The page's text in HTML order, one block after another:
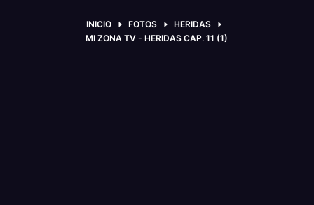
INICIO FOTOS
HERIDAS
MI ZONA TV - HERIDAS CAP. 11 (1)